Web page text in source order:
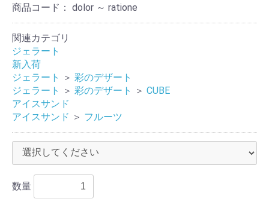
商品コード： dolor ～ ratione
関連カテゴリ
ジェラート
新入荷
ジェラート
＞ 彩のデザート
ジェラート
＞ 彩のデザート ＞ CUBE
アイスサンド
アイスサンド ＞ フルーツ
数量